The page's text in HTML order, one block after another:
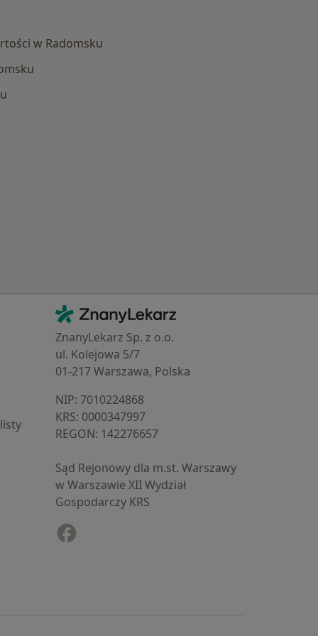
w Radomsku
Kontakt
ZnanyLekarz - Strona główna
ZnanyLekarz Sp. z o.o.
ul. Kolejowa 5/7
01-217 Warszawa, Polska
NIP: ⁠7010224868
KRS: ⁠0000347997
REGON: ⁠142276657
Sąd Rejonowy dla m.st. Warszawy
w Warszawie XII Wydział
Gospodarczy KRS